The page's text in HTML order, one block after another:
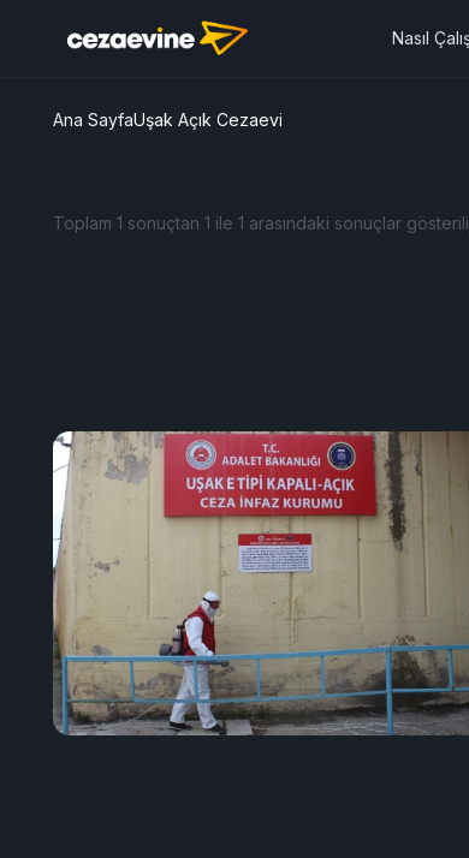
Nasıl
Ana SayfaUşak Açık Cezaevi
Toplam 1 sonuçtan 1 ile 1 arasındaki sonuçlar